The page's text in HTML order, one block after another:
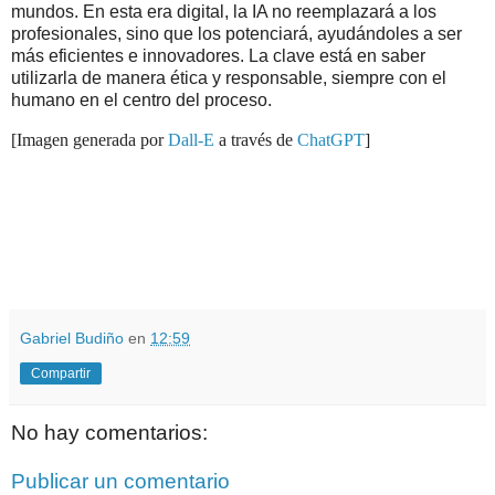
mundos. En esta era digital, la IA no reemplazará a los
profesionales, sino que los potenciará, ayudándoles a ser
más eficientes e innovadores. La clave está en saber
utilizarla de manera ética y responsable, siempre con el
humano en el centro del proceso.
[Imagen generada porDall-E a través de ChatGPT]
Gabriel Budiño en 12:59
Compartir
No hay comentarios:
Publicar un comentario